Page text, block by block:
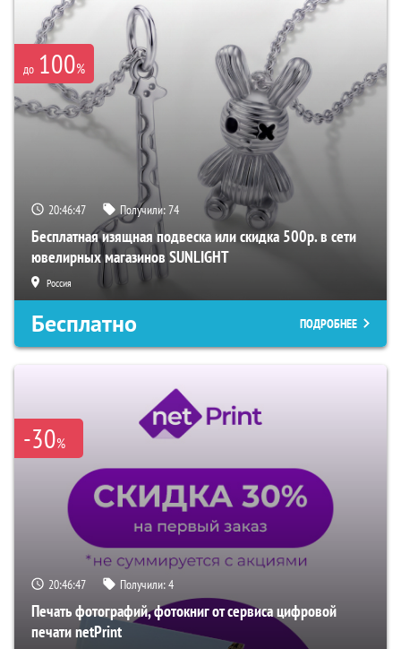
до 100%
20:46:46 Получили:74
Бесплатная изящная подвеска или скидка 500р. в сети
ювелирных магазинов SUNLIGHT
Россия
Бесплатно ПОДРОБНЕЕ
-30%
20:46:46 Получили:4
Печать фотографий, фотокниг от сервиса цифровой
печати netPrint